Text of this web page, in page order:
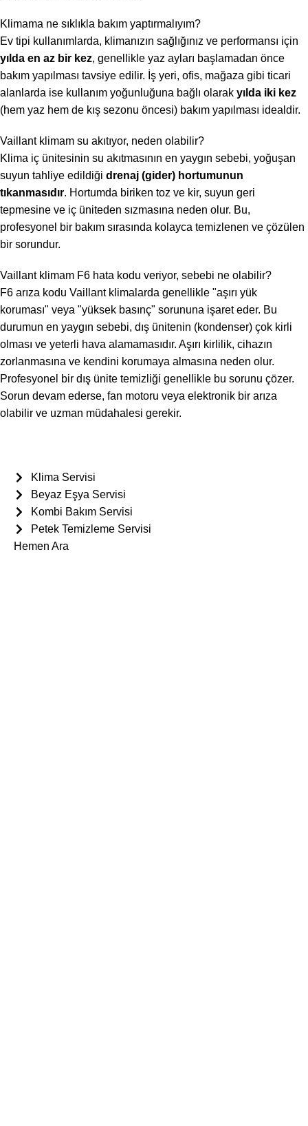
Klimama ne sıklıkla bakım yaptırmalıyım?
Ev tipi kullanımlarda, klimanızın sağlığınız ve performansı için
yılda en az bir kez, genellikle yaz ayları başlamadan önce
bakım yapılması tavsiye edilir. İş yeri, ofis, mağaza gibi ticari
alanlarda ise kullanım yoğunluğuna bağlı olarak yılda iki kez
(hem yaz hem de kış sezonu öncesi) bakım yapılması idealdir.
Vaillant klimam su akıtıyor, neden olabilir?
Klima iç ünitesinin su akıtmasının en yaygın sebebi, yoğuşan
suyun tahliye edildiği drenaj (gider) hortumunun
tıkanmasıdır. Hortumda biriken toz ve kir, suyun geri
tepmesine ve iç üniteden sızmasına neden olur. Bu,
profesyonel bir bakım sırasında kolayca temizlenen ve çözülen
bir sorundur.
Vaillant klimam F6 hata kodu veriyor, sebebi ne olabilir?
F6 arıza kodu Vaillant klimalarda genellikle "aşırı yük
koruması" veya "yüksek basınç" sorununa işaret eder. Bu
durumun en yaygın sebebi, dış ünitenin (kondenser) çok kirli
olması ve yeterli hava alamamasıdır. Aşırı kirlilik, cihazın
zorlanmasına ve kendini korumaya almasına neden olur.
Profesyonel bir dış ünite temizliği genellikle bu sorunu çözer.
Sorun devam ederse, fan motoru veya elektronik bir arıza
olabilir ve uzman müdahalesi gerekir.
Klima Servisi
Beyaz Eşya Servisi
Kombi Bakım Servisi
Petek Temizleme Servisi
Hemen Ara